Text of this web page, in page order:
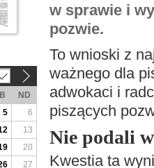
w sprawie i
pozwie.
To wnioski z
ważnego dla
adwokaci i
piszących
Nie podali
Kwestia ta
ND
5
6
13
20
27